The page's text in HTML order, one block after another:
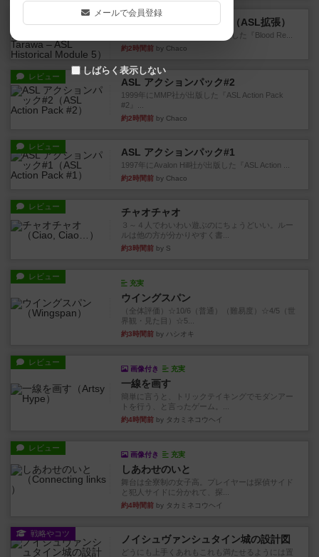
ブラッドリーフ：タラワ（ASL拡張）
1996年にHeat of Battle社が出版した『Blood Re...
約2時間前 by Chaco
レビュー ASL アクションパック#2
1999年にMMP社が出版した『ASL Action Pack
#2』...
約2時間前 by Chaco
レビュー ASL アクションパック#1
1997年にAvalon Hill社が出版した『ASL Action ...
約2時間前 by Chaco
レビュー チャオチャオ
３～４人でわいわい遊ぶのにちょうどいい。ルー
ルは他の方が分かりやすく書...
約3時間前 by S
レビュー
充実
ウイングスパン
（全体評価）☆10/6（普通）（難易度）☆4/5（世
界観・見た目）☆5...
約3時間前 by ハシオキ
レビュー
画像付き 充実
一線を画す
簡単に言うと、トリックテイキングでモダンアー
トを行う、と言ったゲーム。...
約4時間前 by タカミネコウヘイ
レビュー
画像付き 充実
しあわせのいと
舞台は全寮制の女子高。プレイヤーは探偵サイド
と犯人サイドに分かれて、探...
約4時間前 by タカミネコウヘイ
戦略やコツ ノイシュヴァンシュタイン城の設計図
どうにも上手くあれもこれも満たせるようには置
メールで会員登録
しばらく表示しない